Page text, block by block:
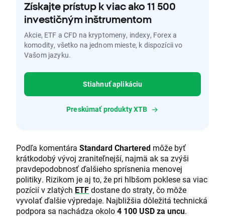
Získajte prístup k viac ako 11 500
investičným inštrumentom
Akcie, ETF a CFD na kryptomeny, indexy, Forex a
komodity, všetko na jednom mieste, k dispozícii vo
Vašom jazyku.
Stiahnuť aplikáciu
Preskúmať produkty XTB
Podľa komentára Standard Chartered môže byť
krátkodobý vývoj zraniteľnejší, najmä ak sa zvýši
pravdepodobnosť ďalšieho sprísnenia menovej
politiky. Rizikom je aj to, že pri hlbšom poklese sa viac
pozícií v zlatých ETFdostane do straty, čo môže
vyvolať ďalšie výpredaje. Najbližšia dôležitá technická
podpora sa nachádza okolo4 100 USD za uncu.